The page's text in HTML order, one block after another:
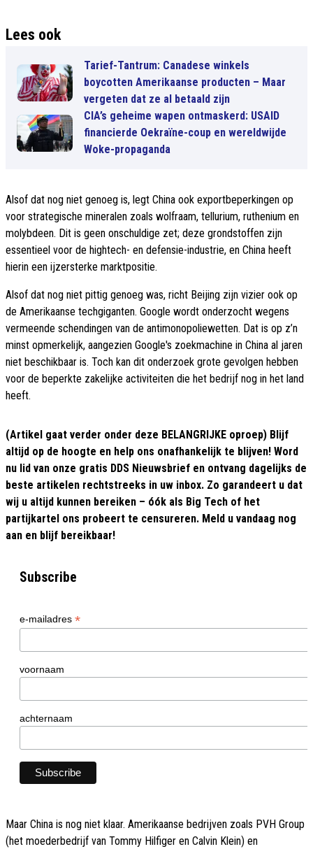
Lees ook
Tarief-Tantrum: Canadese winkels
boycotten Amerikaanse producten – Maar
vergeten dat ze al betaald zijn
CIA’s geheime wapen ontmaskerd: USAID
financierde Oekraïne-coup en wereldwijde
Woke-propaganda
Alsof dat nog niet genoeg is, legt China ook exportbeperkingen op
voor strategische mineralen zoals wolfraam, tellurium, ruthenium en
molybdeen. Dit is geen onschuldige zet; deze grondstoffen zijn
essentieel voor de hightech- en defensie-industrie, en China heeft
hierin een ijzersterke marktpositie.
Alsof dat nog niet pittig genoeg was, richt Beijing zijn vizier ook op
de Amerikaanse techgiganten. Google wordt onderzocht wegens
vermeende schendingen van de antimonopoliewetten. Dat is op z’n
minst opmerkelijk, aangezien Google's zoekmachine in China al jaren
niet beschikbaar is. Toch kan dit onderzoek grote gevolgen hebben
voor de beperkte zakelijke activiteiten die het bedrijf nog in het land
heeft.
(Artikel gaat verder onder deze BELANGRIJKE oproep) Blijf
altijd op de hoogte en help ons onafhankelijk te blijven! Word
nu lid van onze gratis DDS Nieuwsbrief en ontvang dagelijks de
beste artikelen rechtstreeks in uw inbox. Zo garandeert u dat
wij u altijd kunnen bereiken – óók als Big Tech of het
partijkartel ons probeert te censureren. Meld u vandaag nog
aan en blijf bereikbaar!
Subscribe
e-mailadres *
voornaam
achternaam
Maar China is nog niet klaar. Amerikaanse bedrijven zoals PVH Group
(het moederbedrijf van Tommy Hilfiger en Calvin Klein) en